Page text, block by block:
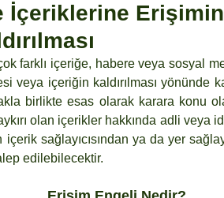
İçeriklerine
farklı içeriğe, habere veya sosyal
veya içeriğin kaldırılması yönünde
birlikte esas olarak karara konu
olan içerikler hakkında adli veya
içerik sağlayıcısından ya da yer
edilebilecektir.